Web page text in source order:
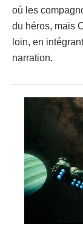
où les
du héros, mais
loin, en
narration.